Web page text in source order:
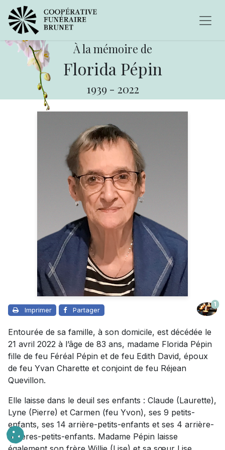
À la mémoire de
Florida Pépin
1939 - 2022
Imprimer Partager
1
Entourée de sa famille, à son domicile, est décédée le
21 avril 2022 à l’âge de 83 ans, madame Florida Pépin
fille de feu Féréal Pépin et de feu Edith David, époux
de feu Yvan Charette et conjoint de feu Réjean
Quevillon.
Elle laisse dans le deuil ses enfants : Claude (Laurette),
Lyne (Pierre) et Carmen (feu Yvon), ses 9 petits-
enfants, ses 14 arrière-petits-enfants et ses 4 arrière-
arrières-petits-enfants. Madame Pépin laisse